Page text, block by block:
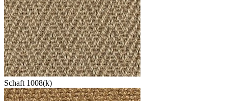
Schaft 1008(k)